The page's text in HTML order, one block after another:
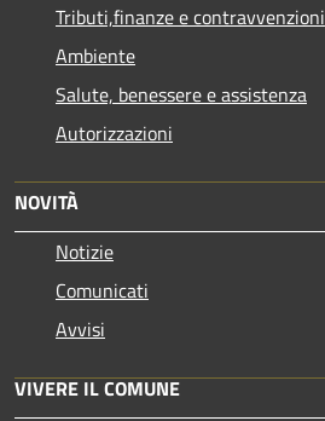
Tributi,finanze e contravvenzioni
Ambiente
Salute, benessere e assistenza
Autorizzazioni
NOVITÀ
Notizie
Comunicati
Avvisi
VIVERE IL COMUNE